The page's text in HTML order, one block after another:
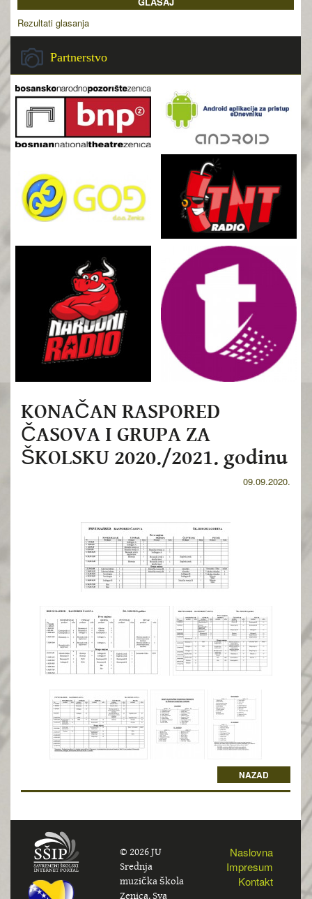
Rezultati glasanja
Partnerstvo
KONAČAN RASPORED
ČASOVA I GRUPA ZA
ŠKOLSKU 2020./2021. godinu
09.09.2020.
NAZAD
© 2026 JU
Srednja
muzička škola
Zenica. Sva
Naslovna
Impresum
Kontakt